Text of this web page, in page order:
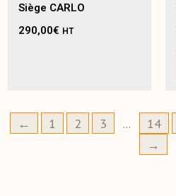
Siège CARLO
290,00€ HT
← 1 2 3 … 14
→